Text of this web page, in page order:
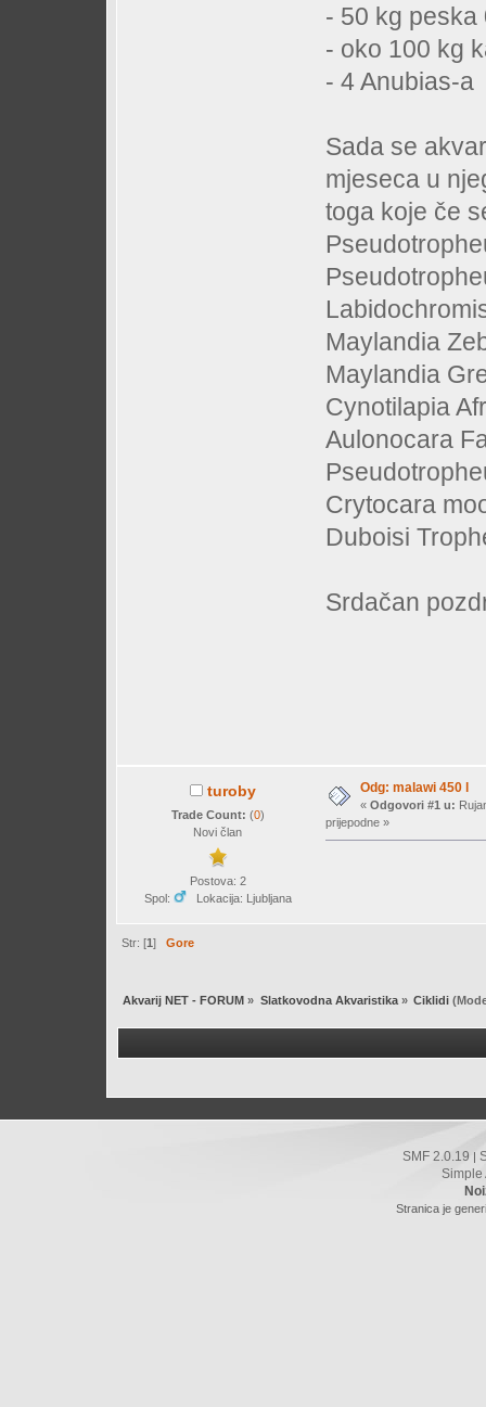
- 50 kg peska
- oko 100 kg
- 4 Anubias-a
Sada se
mjeseca u
toga koje če
Maylandia
Maylandia
Cynotilapia
Aulonocara
Crytocara
Duboisi
Srdačan
turoby
Trade Count: (0)
Novi član
Postova: 2
Spol:
Lokacija: Ljubljana
Odg: malawi 450 l
« Odgovori #1 u:
prijepodne »
Str: [1]Gore
Akvarij NET - FORUM » Slatkovodna Akvaristika» Ciklidi
SMF 2.0.19 |
Simple
Stranica je